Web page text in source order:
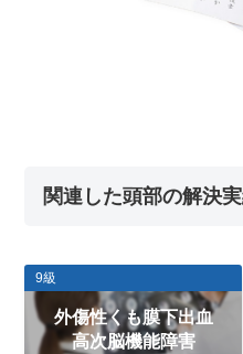
関連した頭部の解決
9級
外傷性くも膜下出血
高次脳機能障害